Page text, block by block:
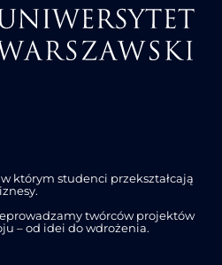
którym studenci przekształcają
twórców projektów
– od idei do wdrożenia.